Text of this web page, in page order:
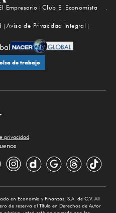
Subir
Empresario
Club El Economista
Aviso de Privacidad Integral
de trabajo
privacidad.
en Economía y Finanzas, S.A. de C.V. All
de reserva al Título en Derechos de Autor